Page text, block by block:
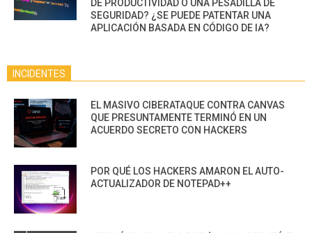
DE PRODUCTIVIDAD O UNA PESADILLA DE
SEGURIDAD? ¿SE PUEDE PATENTAR UNA
APLICACIÓN BASADA EN CÓDIGO DE IA?
INCIDENTES
EL MASIVO CIBERATAQUE CONTRA CANVAS
QUE PRESUNTAMENTE TERMINÓ EN UN
ACUERDO SECRETO CON HACKERS
POR QUÉ LOS HACKERS AMARON EL AUTO-
ACTUALIZADOR DE NOTEPAD++